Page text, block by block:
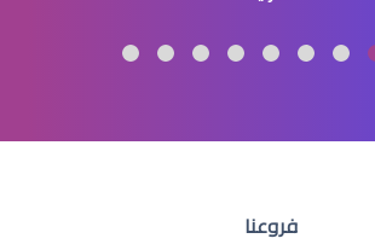
فروعنا